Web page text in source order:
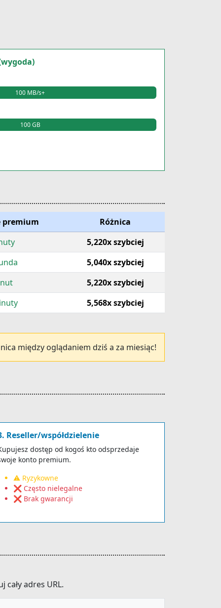
100 MB/s+
100 GB
premium
Różnica
5,220x szybciej
5,040x szybciej
5,220x szybciej
5,568x szybciej
między oglądaniem dziś a za miesiąc!
Reseller/współdzielenie
dostęp od kogoś kto odsprzedaje
konto premium.
⚠️ Ryzykowne
❌ Często nielegalne
❌ Brak gwarancji
adres URL.